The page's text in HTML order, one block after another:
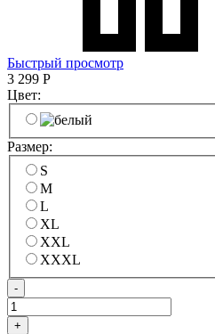
Быстрый просмотр
3 299 Р
Цвет:
Размер:
S
M
L
XL
XXL
XXXL
-
+